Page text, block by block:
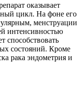
оказывает
цикл. На фоне его
менструации
интенсивностью
способствовать
состояний. Кроме
рака эндометрия и